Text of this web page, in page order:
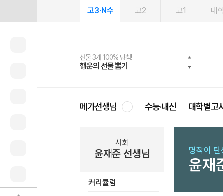
고3·N수 고2 고1 대
선물 3개 100% 당첨!
행운의 선물 뽑기
선물 100% 증정!
메가스터디 X 올리브
여름방학 스터디 캐시백
메가런 썸머스쿨
2027 러셀 단과
강사 공개선발
스마트러닝앱
설문 EVENT
메가패스
3일 무료 체험권
메가패스 수강생 무료혜택!
메가클럽 멤버십
사회공헌 캠페인
희망이룸 메가나눔
메가선생님 수능·내신 대학별고
사회
윤재준 선생님
커리큘럼
명작이
윤재